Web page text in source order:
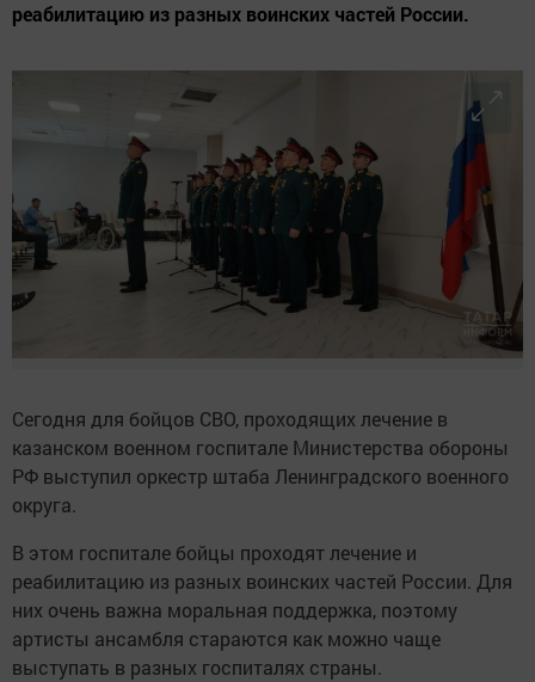
реабилитацию из разных воинских частей России.
Сегодня для бойцов СВО, проходящих лечение в
казанском военном госпитале Министерства обороны
РФ выступил оркестр штаба Ленинградского военного
округа.
В этом госпитале бойцы проходят лечение и
реабилитацию из разных воинских частей России. Для
них очень важна моральная поддержка, поэтому
артисты ансамбля стараются как можно чаще
выступать в разных госпиталях страны.